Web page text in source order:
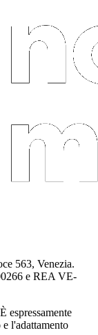
563, Venezia.
e REA VE-
espressamente
l'adattamento